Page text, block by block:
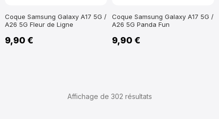
Coque Samsung Galaxy A17 5G /
A26 5G Fleur de Ligne
9,90 €
Coque Samsung Galaxy A17 5G /
A26 5G Panda Fun
9,90 €
Affichage de 302 résultats